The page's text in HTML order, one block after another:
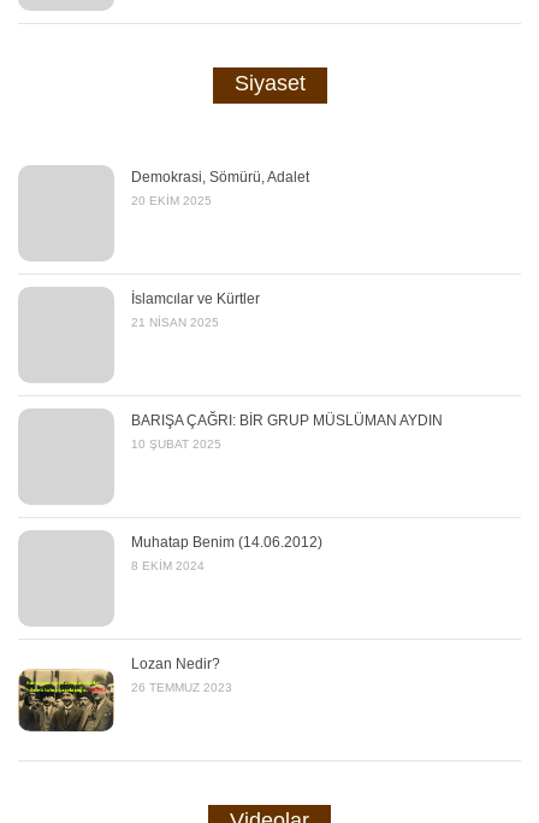
Siyaset
Demokrasi, Sömürü, Adalet
20 EKIM 2025
İslamcılar ve Kürtler
21 NISAN 2025
BARIŞA ÇAĞRI: BİR GRUP MÜSLÜMAN AYDIN
10 ŞUBAT 2025
Muhatap Benim (14.06.2012)
8 EKIM 2024
Lozan Nedir?
26 TEMMUZ 2023